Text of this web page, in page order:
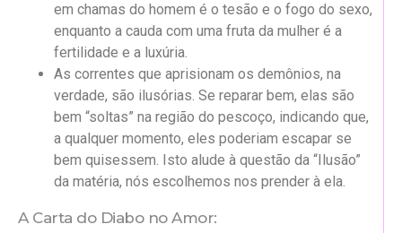
em chamas do homem é o tesão e o fogo do sexo,
enquanto a cauda com uma fruta da mulher é a
fertilidade e a luxúria.
As correntes que aprisionam os demônios, na
verdade, são ilusórias. Se reparar bem, elas são
bem “soltas” na região do pescoço, indicando que,
a qualquer momento, eles poderiam escapar se
bem quisessem. Isto alude à questão da “Ilusão”
da matéria, nós escolhemos nos prender à ela.
A Carta do Diabo no Amor: